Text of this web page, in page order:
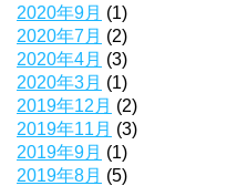
2020年9月 (1)
2020年7月 (2)
2020年4月 (3)
2020年3月 (1)
2019年12月 (2)
2019年11月 (3)
2019年9月 (1)
2019年8月 (5)